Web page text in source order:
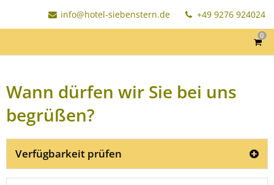
info@hotel-siebenstern.de +49 9276 924024
0
Wann dürfen wir Sie bei uns
begrüßen?
Verfügbarkeit prüfen